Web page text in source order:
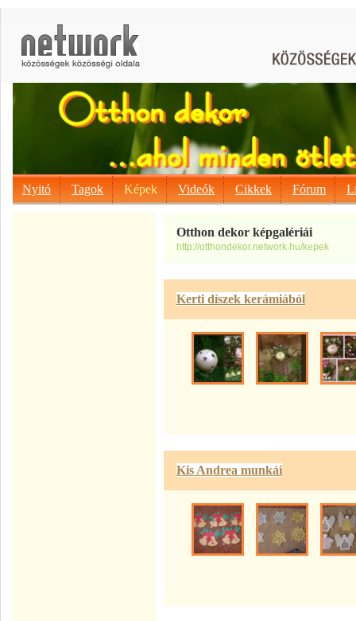
Nyitó Tagok Képek Videók Cikkek Fórum
Otthon dekor képgalériái
http://otthondekor.network.hu/kepek
Kerti díszek kerámiából
Kis Andrea munkái